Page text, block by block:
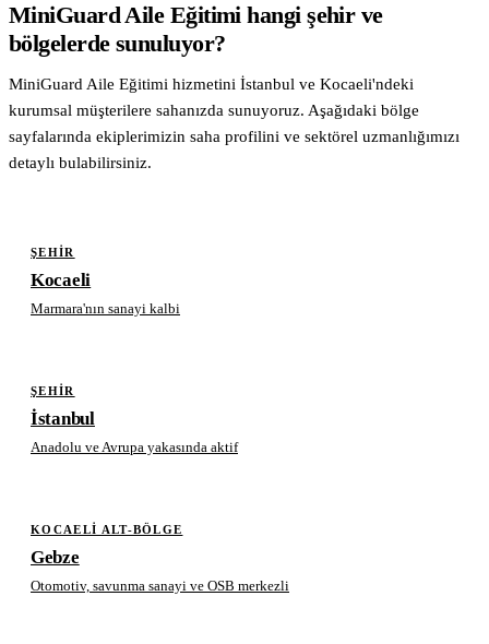
MiniGuard Aile Eğitimi hangi şehir ve
bölgelerde sunuluyor?
MiniGuard Aile Eğitimi hizmetini İstanbul ve Kocaeli'ndeki
kurumsal müşterilere sahanızda sunuyoruz. Aşağıdaki bölge
sayfalarında ekiplerimizin saha profilini ve sektörel uzmanlığımızı
detaylı bulabilirsiniz.
ŞEHIR
Kocaeli
Marmara'nın sanayi kalbi
ŞEHIR
İstanbul
Anadolu ve Avrupa yakasında aktif
KOCAELI ALT-BÖLGE
Gebze
Otomotiv, savunma sanayi ve OSB merkezli